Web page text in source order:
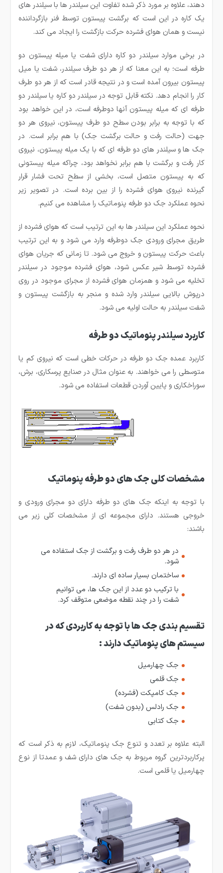
دهند، علاوه بر مورد ذکر شده تفاوت این سیلندر ها با سیلندر های
یک کاره در این است که برگشت پیستون توسط فنر بازگرداننده
نیست و همان هوای فشرده حرکت بازگشت را ایجاد می کند.
در برخی موارد سیلندر دو کاره دارای شفت یا میله پیستون دو
طرفه است؛ به این معنا که از هر دو طرف سیلندر، شفت یا میل
پیستون بیرون آمده است و در نتیجه قادر است که از هر دو طرف
کار را انجام دهد. نکته قابل توجه در سیلندر دو کاره یا سیلندر دو
طرفه ای که میله پیستون آنها دوطرفه است، در این خواهد بود
که با توجه به برابر بودن سطح دو طرف پیستون، نیروی هر دو
جهت (حالت رفت و حالت برگشت جک) با هم برابر است. در
جک ها و سیلندر های دو طرفه ای که با یک میله پیستون، نیروی
کار رفت و برگشت با هم برابر نخواهد بود، چراکه میله پیستونی
که به پیستون متصل است، بخشی از سطح تحت فشار قرار
گیرنده نیروی هوای فشرده را از بین برده است. در تصویر زیر
نحوه عملکرد جک دو طرفه پنوماتیک را مشاهده می کنیم.
نحوه عملکرد این سیلندر ها به این ترتیب است که هوای فشرده از
طریق مجرای ورودی جک دوطرفه وارد می شود و به این ترتیب
باعث حرکت پیستون و خروج می شود. تا زمانی که جریان هوای
فشرده توسط شیر عکس شود، هوای فشرده موجود در سیلندر
تخلیه می شود و همزمان هوای فشرده از مجرای موجود در روی
درپوش بالایی سیلندر وارد شده و منجر به بازگشت پیستون و
شفت سیلندر به حالت اولیه می شود.
کاربرد سیلندر پنوماتیک دو طرفه
کاربرد عمده جک دو طرفه در حرکات خطی است که نیروی کم یا
متوسطی را می خواهند. به عنوان مثال در صنایع پرسکاری، برش،
سوراخکاری و پایین آوردن قطعات استفاده می شود.
مشخصات کلی جک های دو طرفه پنوماتیک
با توجه به اینکه جک های دو طرفه دارای دو مجرای ورودی و
خروجی هستند. دارای مجموعه ای از مشخصات کلی زیر می
باشند:
در هر دو طرف رفت و برگشت از جک استفاده می
شود.
ساختمان بسیار ساده ای دارند.
با ترکیب دو عدد از این جک ها، می توانیم
شفت را در چند نقطه موضعی متوقف کرد.
تقسیم بندی جک ها با توجه به کاربردی که در
سیستم های پنوماتیک دارند :
جک چهارمیل
جک قلمی
جک کامپکت (فشرده)
جک رادلس (بدون شفت)
جک کتابی
البته علاوه بر تعدد و تنوع جک پنوماتیک، لازم به ذکر است که
پرکاربردترین گروه مربوط به جک های دارای شف و عمدتا از نوع
چهارمیل یا قلمی است.